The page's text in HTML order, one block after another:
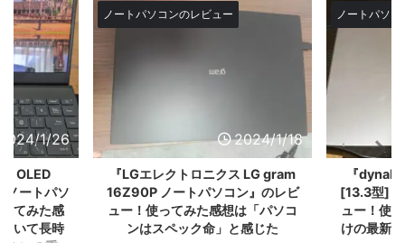
ュー
2024/1/18
クス LG gram
コン』のレビ
想は「パソコ
」と感じた
ノートパソコンのレビュー
2023/12/28
『dynabook S6 P2-S6VB-ES
[13.3型] ノートパソコン』のレビ
ュー！使ってみた感想は「副業向
けの最新ノートパソコン」と感じ
ノート
『
ン』
は「